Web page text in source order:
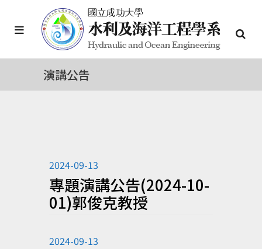
演講公告
2024-09-13
專題演講公告(2024-10-
01)郭俊克教授
2024-09-13